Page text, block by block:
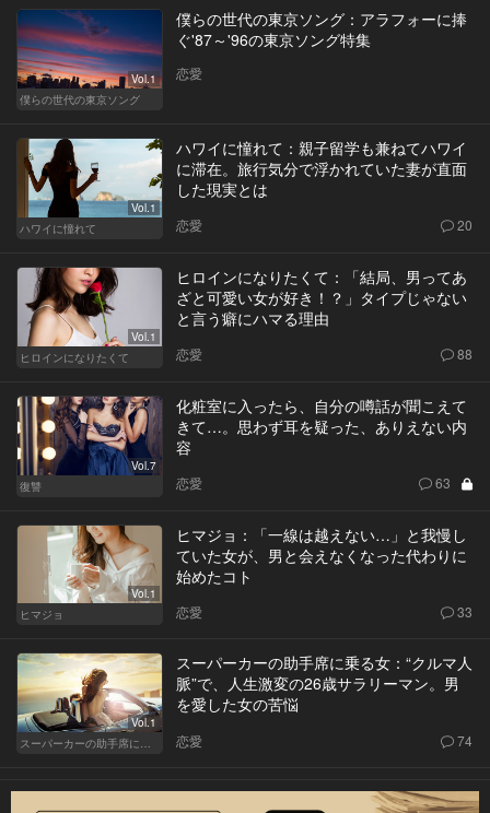
Vol.1
僕らの世代の東京ソング
僕らの世代の東京ソング：アラフォーに捧
ぐ'87～'96の東京ソング特集
恋愛
Vol.1
ハワイに憧れて
ハワイに憧れて：親子留学も兼ねてハワイ
に滞在。旅行気分で浮かれていた妻が直面
した現実とは
恋愛 20
Vol.1
ヒロインになりたくて
ヒロインになりたくて：「結局、男ってあ
ざと可愛い女が好き！？」タイプじゃない
と言う癖にハマる理由
恋愛 88
Vol.7
復讐
化粧室に入ったら、自分の噂話が聞こえて
きて…。思わず耳を疑った、ありえない内
容
恋愛 63
Vol.1
ヒマジョ
ヒマジョ：「一線は越えない…」と我慢し
ていた女が、男と会えなくなった代わりに
始めたコト
恋愛 33
Vol.1
スーパーカーの助手席に乗る女
スーパーカーの助手席に乗る女：“クルマ人
脈”で、人生激変の26歳サラリーマン。男
を愛した女の苦悩
恋愛 74